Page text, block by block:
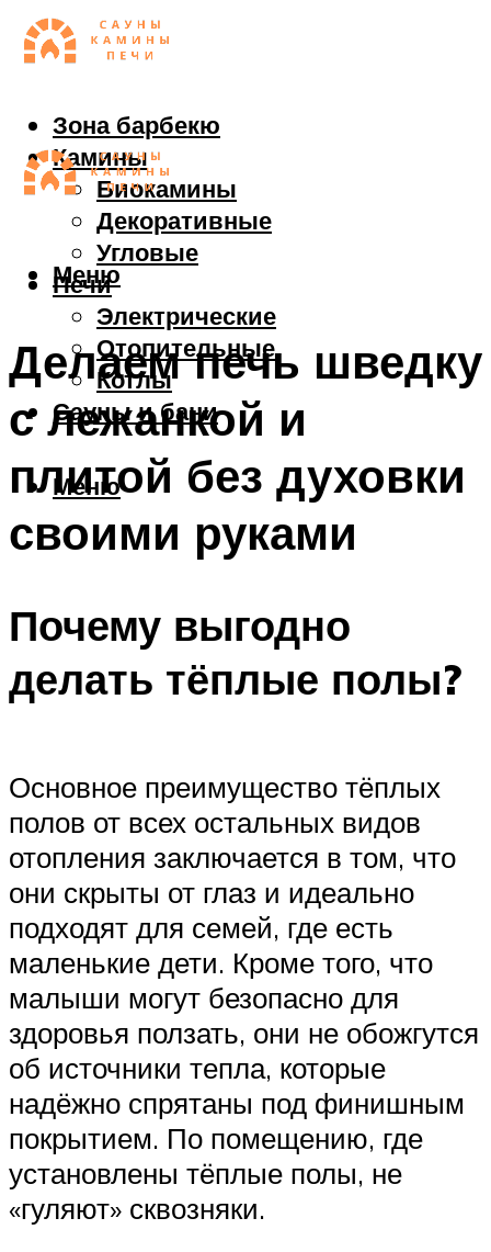
Зона барбекю
Камины
Биокамины
Декоративные
Угловые
Печи
Электрические
Отопительные
Котлы
Сауны и бани
Меню
Меню
Делаем печь шведку
с лежанкой и
плитой без духовки
своими руками
Почему выгодно
делать тёплые полы?
Основное преимущество тёплых
полов от всех остальных видов
отопления заключается в том, что
они скрыты от глаз и идеально
подходят для семей, где есть
маленькие дети. Кроме того, что
малыши могут безопасно для
здоровья ползать, они не обожгутся
об источники тепла, которые
надёжно спрятаны под финишным
покрытием. По помещению, где
установлены тёплые полы, не
«гуляют» сквозняки.